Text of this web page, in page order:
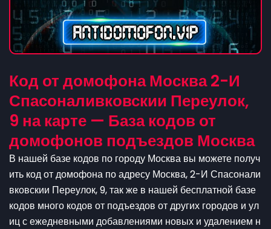
Код от домофона Москва 2-И
Спасоналивковскии Переулок,
9 на карте — База кодов от
домофонов подъездов Москва
В нашей базе кодов по городу Москва вы можете получ
ить код от домофона по адресу Москва, 2-И Спасонали
вковскии Переулок, 9, так же в нашей бесплатной базе
кодов много кодов от подъездов от других городов и ул
иц с ежедневными добавлениями новых и удалением н